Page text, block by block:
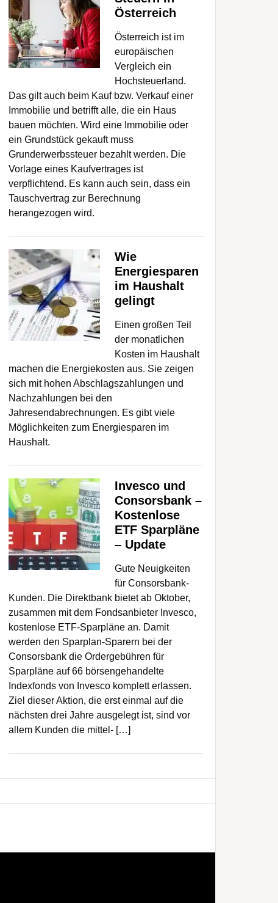
Österreich
Österreich ist im
europäischen
Vergleich ein
Hochsteuerland.
Das gilt auch beim Kauf bzw. Verkauf einer
Immobilie und betrifft alle, die ein Haus
bauen möchten. Wird eine Immobilie oder
ein Grundstück gekauft muss
Grunderwerbssteuer bezahlt werden. Die
Vorlage eines Kaufvertrages ist
verpflichtend. Es kann auch sein, dass ein
Tauschvertrag zur Berechnung
herangezogen wird.
Wie
Energiesparen
im Haushalt
gelingt
Einen großen Teil
der monatlichen
Kosten im Haushalt
machen die Energiekosten aus. Sie zeigen
sich mit hohen Abschlagszahlungen und
Nachzahlungen bei den
Jahresendabrechnungen. Es gibt viele
Möglichkeiten zum Energiesparen im
Haushalt.
Invesco und
Consorsbank –
Kostenlose
ETF Sparpläne
– Update
Gute Neuigkeiten
für Consorsbank-
Kunden. Die Direktbank bietet ab Oktober,
zusammen mit dem Fondsanbieter Invesco,
kostenlose ETF-Sparpläne an. Damit
werden den Sparplan-Sparern bei der
Consorsbank die Ordergebühren für
Sparpläne auf 66 börsengehandelte
Indexfonds von Invesco komplett erlassen.
Ziel dieser Aktion, die erst einmal auf die
nächsten drei Jahre ausgelegt ist, sind vor
allem Kunden die mittel- […]